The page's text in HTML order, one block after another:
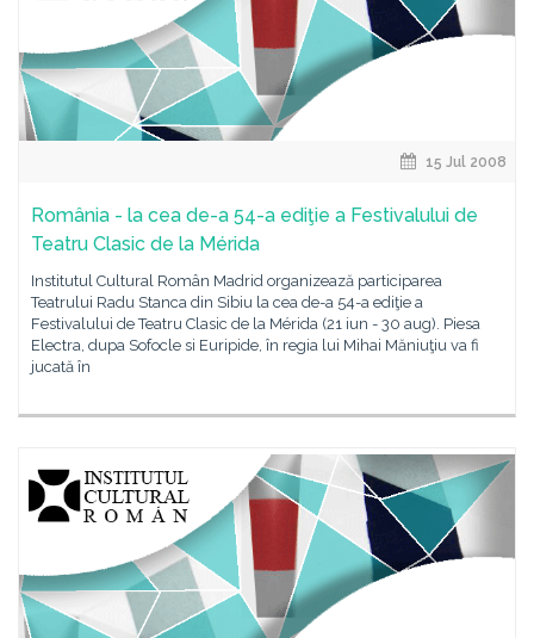
15 Jul 2008
România - la cea de-a 54-a ediţie a Festivalului de
Teatru Clasic de la Mérida
Institutul Cultural Român Madrid organizează participarea
Teatrului Radu Stanca din Sibiu la cea de-a 54-a ediţie a
Festivalului de Teatru Clasic de la Mérida (21 iun - 30 aug). Piesa
Electra, dupa Sofocle si Euripide, în regia lui Mihai Măniuţiu va fi
jucată în